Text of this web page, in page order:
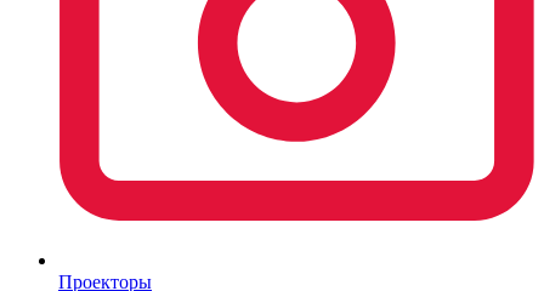
Проекторы